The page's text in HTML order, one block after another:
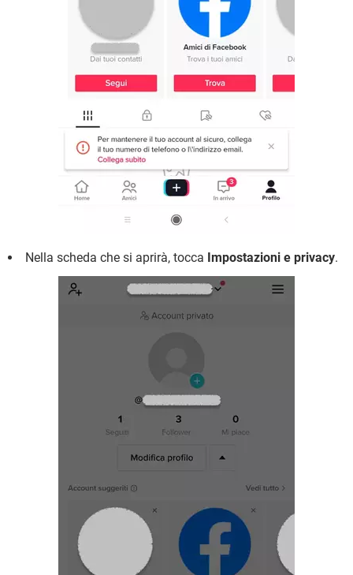
Nella scheda che si aprirà, tocca Impostazioni e privacy.